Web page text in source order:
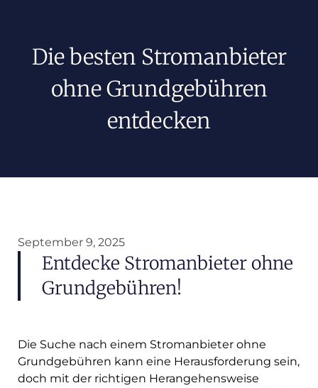
Die besten Stromanbieter
ohne Grundgebühren
entdecken
September 9, 2025
Entdecke Stromanbieter ohne
Grundgebühren!
Die Suche nach einem Stromanbieter ohne
Grundgebühren kann eine Herausforderung sein,
doch mit der richtigen Herangehensweise